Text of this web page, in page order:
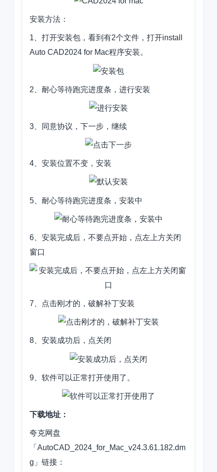
安装方法：
1、打开安装包，看到有2个文件，打开install
Auto CAD2024 for Mac程序安装。
2、耐心等待跑完进度条，进行安装
3、同意协议，下一步，继续
4、安装位置不变，安装
5、耐心等待跑完进度条，安装中
6、安装完成后，不要点开始，点左上方关闭
窗口
7、点击刚才的，破解补丁安装
8、安装成功后，点关闭
9、软件可以正常打开使用了。
下载地址：
夸克网盘
「AutoCAD_2024_for_Mac_v24.3.61.182.dm
g」链接：